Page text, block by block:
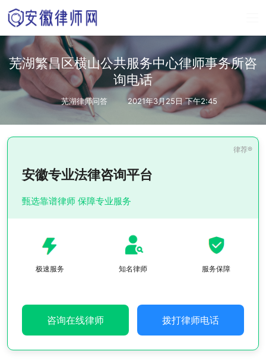
芜湖繁昌区横山公共服务中心律师事务所咨
询电话
芜湖律师问答 2021年3月25日 下午2:45
安徽专业法律咨询平台
甄选靠谱律师 保障专业服务
极速服务 知名律师 服务保障
咨询在线律师 拨打律师电话